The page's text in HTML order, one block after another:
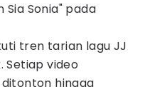
Sia Sonia" pada
tren tarian lagu JJ
Setiap video
hingga